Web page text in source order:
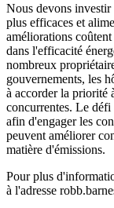
Nous devons investir
plus efficaces et
améliorations
dans l'efficacité
nombreux
gouvernements, les
à accorder la priorité
concurrentes. Le défi
afin d'engager les
peuvent améliorer
matière d'émissions.
Pour plus
à l'adresse